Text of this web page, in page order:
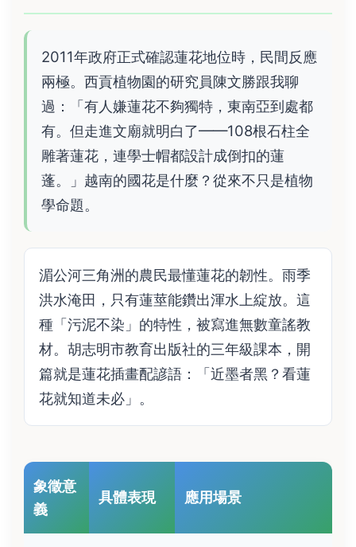
2011年政府正式確認蓮花地位時，民間反應
兩極。西貢植物園的研究員陳文勝跟我聊
過：「有人嫌蓮花不夠獨特，東南亞到處都
有。但走進文廟就明白了——108根石柱全
雕著蓮花，連學士帽都設計成倒扣的蓮
蓬。」越南的國花是什麼？從來不只是植物
學命題。
湄公河三角洲的農民最懂蓮花的韌性。雨季
洪水淹田，只有蓮莖能鑽出渾水上綻放。這
種「污泥不染」的特性，被寫進無數童謠教
材。胡志明市教育出版社的三年級課本，開
篇就是蓮花插畫配諺語：「近墨者黑？看蓮
花就知道未必」。
象徵意
義
具體表現 應用場景